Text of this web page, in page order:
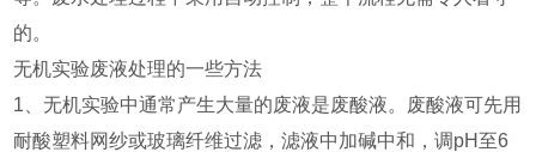
的。
无机实验废液处理的一些方法
1、无机实验中通常产生大量的废液是废酸液。废酸液可先用
耐酸塑料网纱或玻璃纤维过滤，滤液中加碱中和，调pH至6